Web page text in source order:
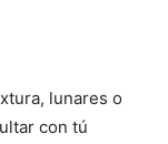
lunares o
con tú